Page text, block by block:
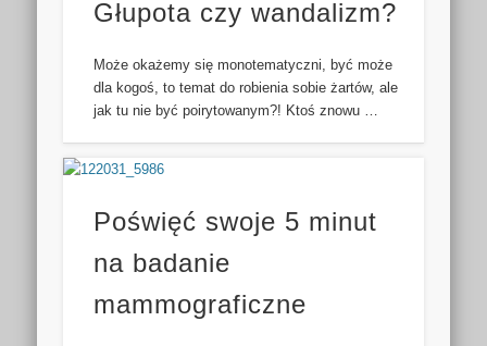
Głupota czy wandalizm?
Może okażemy się monotematyczni, być może
dla kogoś, to temat do robienia sobie żartów, ale
jak tu nie być poirytowanym?! Ktoś znowu …
Poświęć swoje 5 minut
na badanie
mammograficzne